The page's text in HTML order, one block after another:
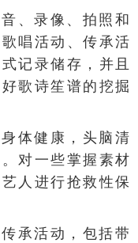
、录像、拍照和
唱活动、传承活
记录储存，并且
歌诗笙谱的挖掘
体健康，头脑清
对一些掌握素材
人进行抢救性保
承活动，包括带